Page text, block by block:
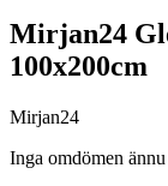
Mirjan24
100x200cm
Mirjan24
Inga omdömen ännu